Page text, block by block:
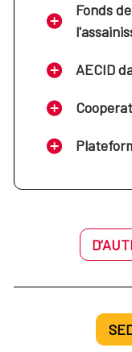
Fonds
AECID